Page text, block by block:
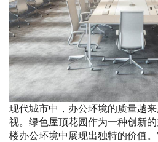
现代城市中，办公环境的质量越
视。绿色屋顶花园作为一种创新
楼办公环境中展现出独特的价值